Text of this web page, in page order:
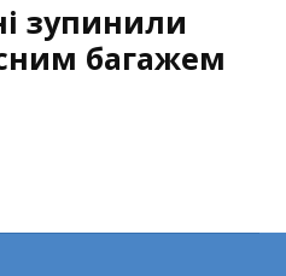
зупинили
багажем